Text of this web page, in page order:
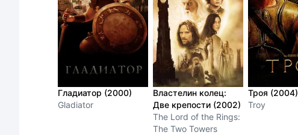
Гладиатор (2000)
Gladiator
Властелин колец:
Две крепости (2002)
The Lord of the Rings:
The Two Towers
Троя (2004)
Troy